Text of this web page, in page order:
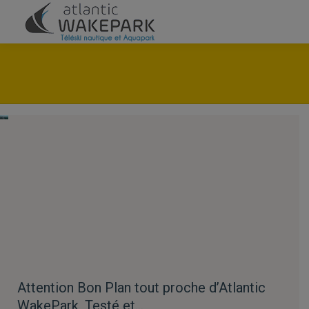
Attention Bon Plan tout proche d’Atlantic
WakePark, Testé et…